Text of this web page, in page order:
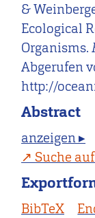
&
Ecological
Organisms.
Abgerufen
http://
Abstract
anzeigen ▸
Suche
BibTeX